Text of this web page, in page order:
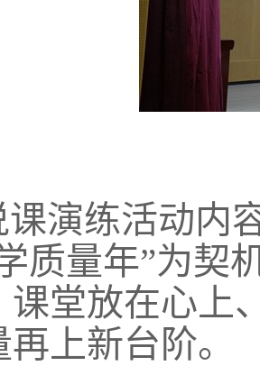
课演练活动内
质量年”为契
课堂放在心上
上新台阶。